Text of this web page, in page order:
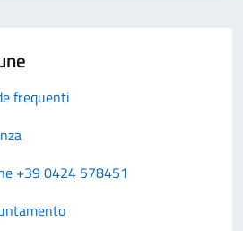
frequenti
+39 0424 578451